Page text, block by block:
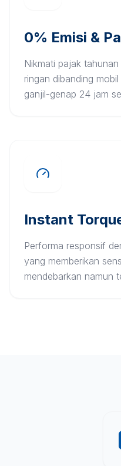
0% Emisi &
Nikmati pajak
ringan dibanding
ganjil-genap 24 jam
Instant
Performa responsif
yang memberikan
mendebarkan namun